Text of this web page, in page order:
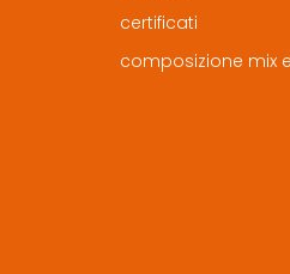
certificati
composizione mix